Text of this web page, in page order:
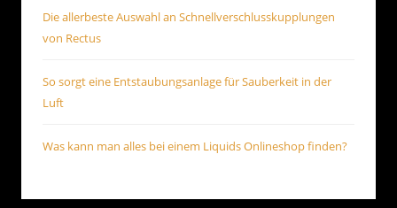
Die allerbeste Auswahl an Schnellverschlusskupplungen
von Rectus
So sorgt eine Entstaubungsanlage für Sauberkeit in der
Luft
Was kann man alles bei einem Liquids Onlineshop finden?